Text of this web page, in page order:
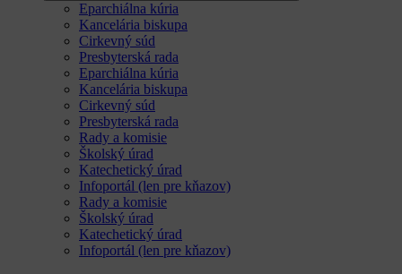
Eparchiálna kúria
Kancelária biskupa
Cirkevný súd
Presbyterská rada
Eparchiálna kúria
Kancelária biskupa
Cirkevný súd
Presbyterská rada
Rady a komisie
Školský úrad
Katechetický úrad
Infoportál (len pre kňazov)
Rady a komisie
Školský úrad
Katechetický úrad
Infoportál (len pre kňazov)